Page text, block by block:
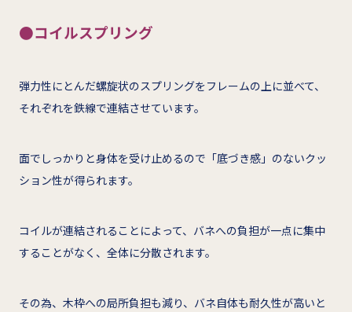
●コイルスプリング
弾力性にとんだ螺旋状のスプリングをフレームの上に並べて、
それぞれを鉄線で連結させています。
面でしっかりと身体を受け止めるので「底づき感」のないクッ
ション性が得られます。
コイルが連結されることによって、バネへの負担が一点に集中
することがなく、全体に分散されます。
その為、木枠への局所負担も減り、バネ自体も耐久性が高いと